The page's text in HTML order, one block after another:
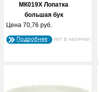
МК019Х Лопатка
большая бук
Цена 70,76 руб.
Подробнее